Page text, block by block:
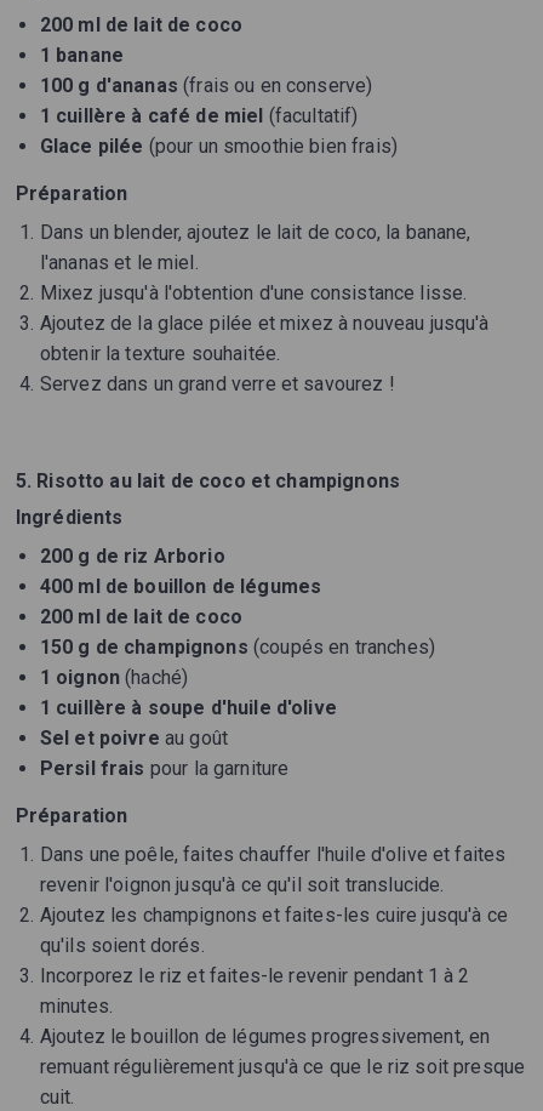
200 ml de lait de coco
1 banane
100 g d'ananas (frais ou en conserve)
1 cuillère à café de miel (facultatif)
Glace pilée (pour un smoothie bien frais)
Préparation
Dans un blender, ajoutez le lait de coco, la banane,
l'ananas et le miel.
Mixez jusqu'à l'obtention d'une consistance lisse.
Ajoutez de la glace pilée et mixez à nouveau jusqu'à
obtenir la texture souhaitée.
Servez dans un grand verre et savourez !
5. Risotto au lait de coco et champignons
Ingrédients
200 g de riz Arborio
400 ml de bouillon de légumes
200 ml de lait de coco
150 g de champignons (coupés en tranches)
1 oignon (haché)
1 cuillère à soupe d'huile d'olive
Sel et poivre au goût
Persil frais pour la garniture
Préparation
Dans une poêle, faites chauffer l'huile d'olive et faites
revenir l'oignon jusqu'à ce qu'il soit translucide.
Ajoutez les champignons et faites-les cuire jusqu'à ce
qu'ils soient dorés.
Incorporez le riz et faites-le revenir pendant 1 à 2
minutes.
Ajoutez le bouillon de légumes progressivement, en
remuant régulièrement jusqu'à ce que le riz soit presque
cuit.